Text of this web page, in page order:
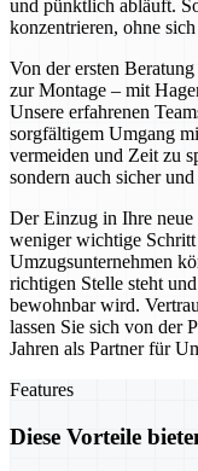
und pünktlich abläuft.
konzentrieren, ohne
Von der ersten
zur Montage – mit
Unsere erfahrenen
sorgfältigem Umgang
vermeiden und Zeit zu
sondern auch sicher
Der Einzug in Ihre
weniger wichtige
Umzugsunternehmen
richtigen Stelle steht
bewohnbar wird.
lassen Sie sich von der
Jahren als Partner für
Features
Diese Vorteile